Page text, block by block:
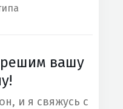
решим вашу
и я свяжусь с